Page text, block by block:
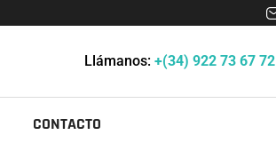
Llámanos: +(34) 922 73 67 72
CONTACTO